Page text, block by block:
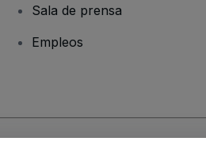
Sala de prensa
Empleos